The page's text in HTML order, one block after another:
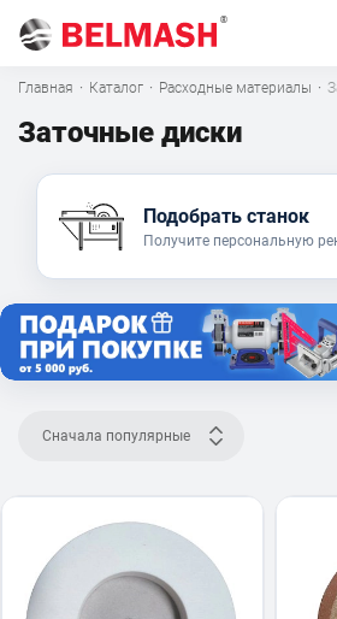
Главная · Каталог · Расходные материалы ·
Заточные диски
Подобрать станок
Получите персональную
Сначала популярные